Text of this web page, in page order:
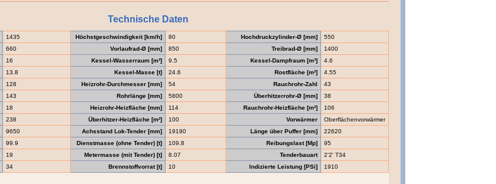
Technische Daten
1435 Höchstgeschwindigkeit [km/h] 80 Hochdruckzylinder-Ø [mm]
550
660 Vorlaufrad-Ø [mm] 850 Treibrad-Ø [mm]
1400
16 Kessel-Wasserraum [m³] 9.5 Kessel-Dampfraum [m³]
4.6
13.8 Kessel-Masse [t] 24.6 Rostfläche [m²]
4.55
128 Heizrohr-Durchmesser [mm] 54 Rauchrohr-Zahl
43
143 Rohrlänge [mm] 5800 Überhitzerrohr-Ø [mm]
38
18 Heizrohr-Heizfläche [mm] 114 Rauchrohr-Heizfläche [m²]
106
238 Überhitzer-Heizfläche [m²] 100 Vorwärmer
Oberflächenvorwärmer
9650 Achsstand Lok-Tender [mm] 19190 Länge über Puffer [mm]
22620
99.9 Dienstmasse (ohne Tender) [t] 109.8 Reibungslast [Mp]
95
19 Metermasse (mit Tender) [t] 8.07 Tenderbauart
2'2' T34
34 Brennstoffvorrat [t] 10 Indizierte Leistung [PSi] 1910